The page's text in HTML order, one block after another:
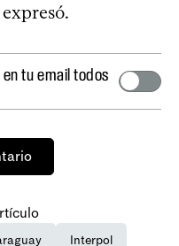
en tu email todos
Interpol